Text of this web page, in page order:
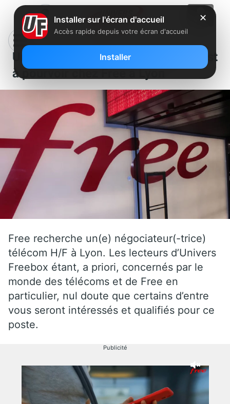
Un poste de négociateur télécom est
à pourvoir chez Free à Lyon
Free recherche un(e) négociateur(-trice)
télécom H/F à Lyon. Les lecteurs d’Univers
Freebox étant, a priori, concernés par le
monde des télécoms et de Free en
particulier, nul doute que certains d’entre
vous seront intéressés et qualifiés pour ce
poste.
Publicité
✕
Installer sur l'écran d'accueil
Accès rapide depuis votre écran d'accueil
Installer